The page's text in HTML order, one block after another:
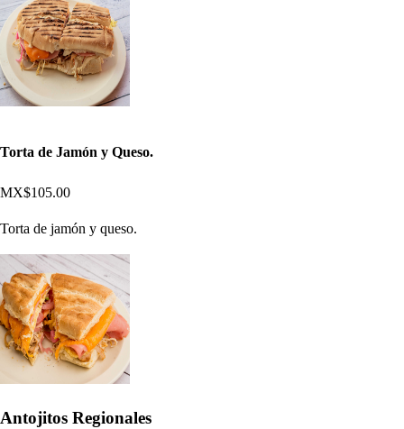
Torta de Jamón y Queso.
MX$105.00
Torta de jamón y queso.
Antojitos Regionales